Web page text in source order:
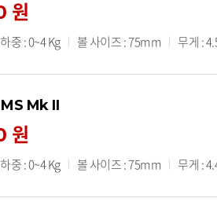
원
중 : 0~4 Kg 볼 사이즈 : 75mm 무게 :
Mk II
원
중 : 0~4 Kg 볼 사이즈 : 75mm 무게 :